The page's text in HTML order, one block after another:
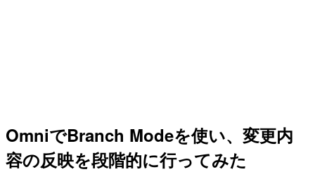
OmniでBranch Modeを使い、変更内
容の反映を段階的に行ってみた